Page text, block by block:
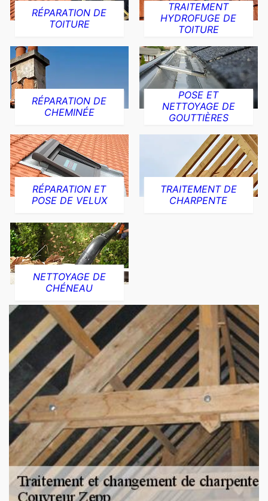
RÉPARATION DE
TOITURE
TRAITEMENT
HYDROFUGE DE
TOITURE
RÉPARATION DE
CHEMINÉE
POSE ET
NETTOYAGE DE
GOUTTIÈRES
RÉPARATION ET
POSE DE VELUX
TRAITEMENT DE
CHARPENTE
NETTOYAGE DE
CHÉNEAU